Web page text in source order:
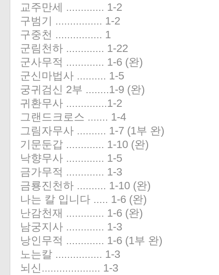
교주만세 ............. 1-2
구범기 ................ 1-2
구중천 ................ 1
군림천하 ............. 1-22
군사무적 ............. 1-6 (완)
군신마법사 .......... 1-5
궁귀검신 2부 ........1-9 (완)
귀환무사 ..............1-2
그랜드크로스 ....... 1-4
그림자무사 .......... 1-7 (1부 완)
기문둔갑 ............. 1-10 (완)
낙향무사 ............. 1-5
금가무적 ............. 1-3
금룡진천하 .......... 1-10 (완)
나는 칼 입니다 ..... 1-6 (완)
난감천재 ............. 1-6 (완)
남궁지사 ............. 1-3
낭인무적 ............. 1-6 (1부 완)
노는칼 ................ 1-3
뇌신.................... 1-3
«